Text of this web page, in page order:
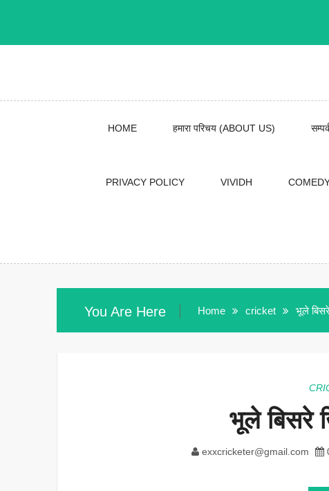
HOME हमारा परिचय (ABOUT US)
PRIVACY POLICY VIVIDH
You Are Here Home cricket भूले
भूले बिसरे
exxcricketer@gmail.com